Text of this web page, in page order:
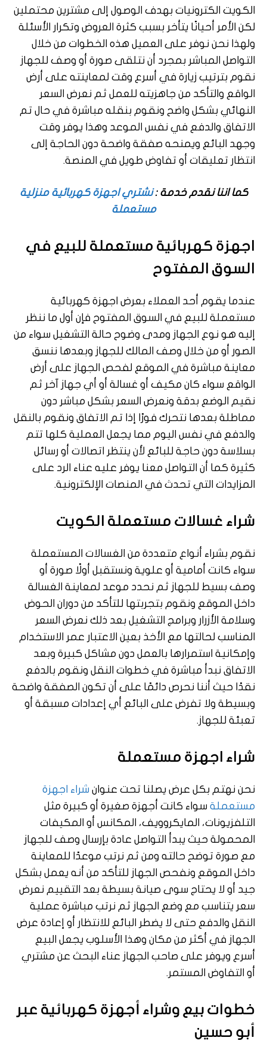
الكويت الكترونيات بهدف الوصول إلى مشترين محتملين
لكن الأمر أحيانًا يتأخر بسبب كثرة العروض وتكرار الأسئلة
ولهذا نحن نوفر على العميل هذه الخطوات من خلال
التواصل المباشر بمجرد أن نتلقى صورة أو وصف للجهاز
نقوم بترتيب زيارة في أسرع وقت لمعاينته على أرض
الواقع والتأكد من جاهزيته للعمل ثم نعرض السعر
النهائي بشكل واضح ونقوم بنقله مباشرة في حال تم
الاتفاق والدفع في نفس الموعد وهذا يوفر وقت
وجهد البائع ويمنحه صفقة واضحة دون الحاجة إلى
انتظار تعليقات أو تفاوض طويل في المنصة.
كما اننا نقدم خدمة :نشتري اجهزة كهربائية منزلية
مستعملة
اجهزة كهربائية مستعملة للبيع في
السوق المفتوح
عندما يقوم أحد العملاء بعرض اجهزة كهربائية
مستعملة للبيع في السوق المفتوح فإن أول ما ننظر
إليه هو نوع الجهاز ومدى وضوح حالة التشغيل سواء من
الصور أو من خلال وصف المالك للجهاز وبعدها ننسق
معاينة مباشرة في الموقع لفحص الجهاز على أرض
الواقع سواء كان مكيف أو غسالة أو أي جهاز آخر ثم
نقيم الوضع بدقة ونعرض السعر بشكل مباشر دون
مماطلة بعدها نتحرك فورًا إذا تم الاتفاق ونقوم بالنقل
والدفع في نفس اليوم مما يجعل العملية كلها تتم
بسلاسة دون حاجة للبائع لأن ينتظر اتصالات أو رسائل
كثيرة كما أن التواصل معنا يوفر عليه عناء الرد على
المزايدات التي تحدث في المنصات الإلكترونية.
شراء غسالات مستعملة الكويت
نقوم بشراء أنواع متعددة من الغسالات المستعملة
سواء كانت أمامية أو علوية ونستقبل أولًا صورة أو
وصف بسيط للجهاز ثم نحدد موعد لمعاينة الغسالة
داخل الموقع ونقوم بتجربتها للتأكد من دوران الحوض
وسلامة الأزرار وبرامج التشغيل بعد ذلك نعرض السعر
المناسب لحالتها مع الأخذ بعين الاعتبار عمر الاستخدام
وإمكانية استمرارها بالعمل دون مشاكل كبيرة وبعد
الاتفاق نبدأ مباشرة في خطوات النقل ونقوم بالدفع
نقدًا حيث أننا نحرص دائمًا على أن تكون الصفقة واضحة
وبسيطة ولا تفرض على البائع أي إعدادات مسبقة أو
تعبئة للجهاز.
شراء اجهزة مستعملة
نحن نهتم بكل عرض يصلنا تحت عنوان شراء اجهزة
مستعملة سواء كانت أجهزة صغيرة أو كبيرة مثل
التلفزيونات، المايكروويف، المكانس أو المكيفات
المحمولة حيث يبدأ التواصل عادة بإرسال وصف للجهاز
مع صورة توضح حالته ومن ثم نرتب موعدًا للمعاينة
داخل الموقع ونفحص الجهاز للتأكد من أنه يعمل بشكل
جيد أو لا يحتاج سوى صيانة بسيطة بعد التقييم نعرض
سعر يتناسب مع وضع الجهاز ثم نرتب مباشرة عملية
النقل والدفع حتى لا يضطر البائع للانتظار أو إعادة عرض
الجهاز في أكثر من مكان وهذا الأسلوب يجعل البيع
أسرع ويوفر على صاحب الجهاز عناء البحث عن مشتري
أو التفاوض المستمر.
خطوات بيع وشراء أجهزة كهربائية عبر
أبو حسين